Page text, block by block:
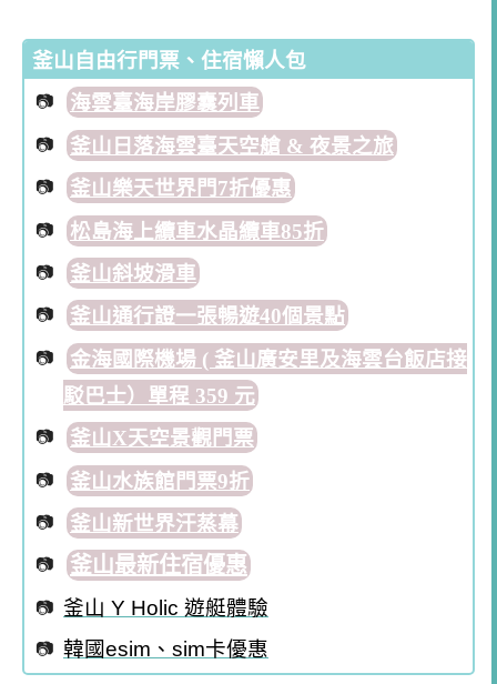
釜山自由行門票、住宿懶人包
海雲臺海岸膠囊列車
釜山日落海雲臺天空艙 & 夜景之旅
釜山樂天世界門7折優惠
松島海上纜車水晶纜車85折
釜山斜坡滑車
釜山通行證一張暢遊40個景點
金海國際機場 ( 釜山廣安里及海雲台飯店接
駁巴士）單程 359 元
釜山X天空景觀門票
釜山水族館門票9折
釜山新世界汗蒸幕
釜山最新住宿優惠
釜山 Y Holic 遊艇體驗
韓國esim、sim卡優惠